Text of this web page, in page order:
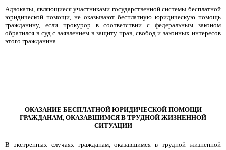
Адвокаты, являющиеся участниками государственной системы бесплатной
юридической помощи, не оказывают бесплатную юридическую помощь
гражданину, если прокурор в соответствии с федеральным законом
обратился в суд с заявлением в защиту прав, свобод и законных интересов
этого гражданина.
ОКАЗАНИЕ БЕСПЛАТНОЙ ЮРИДИЧЕСКОЙ ПОМОЩИ
ГРАЖДАНАМ, ОКАЗАВШИМСЯ В ТРУДНОЙ ЖИЗНЕННОЙ
СИТУАЦИИ
В экстренных случаях гражданам, оказавшимся в трудной жизненной